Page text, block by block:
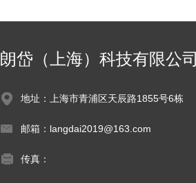
朗岱（上海）科技有限公司
地址：上海市青浦区天辰路1855号6栋
邮箱：langdai2019@163.com
传真：